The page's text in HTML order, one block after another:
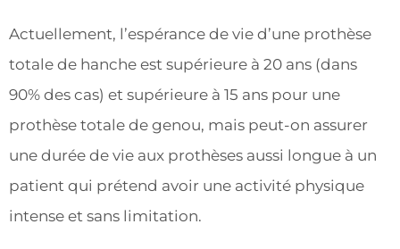
Actuellement, l’espérance de vie d’une prothèse
totale de hanche est supérieure à 20 ans (dans
90% des cas) et supérieure à 15 ans pour une
prothèse totale de genou, mais peut-on assurer
une durée de vie aux prothèses aussi longue à un
patient qui prétend avoir une activité physique
intense et sans limitation.